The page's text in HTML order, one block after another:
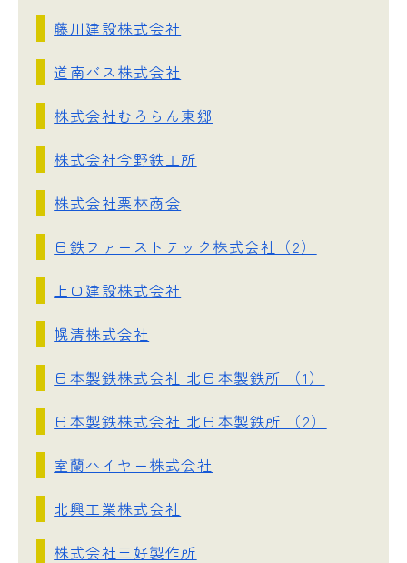
藤川建設株式会社
道南バス株式会社
株式会社むろらん東郷
株式会社今野鉄工所
株式会社栗林商会
日鉄ファーストテック株式会社（2）
上口建設株式会社
幌清株式会社
日本製鉄株式会社 北日本製鉄所 （1）
日本製鉄株式会社 北日本製鉄所 （2）
室蘭ハイヤー株式会社
北興工業株式会社
株式会社三好製作所